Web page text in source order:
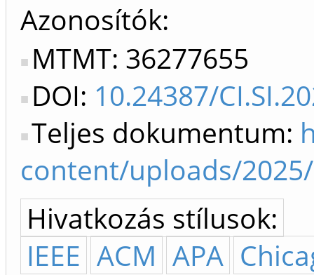
Azonosítók
MTMT: 36277655
DOI: 10.24387/
Teljes dokumentum:
content/uploads/2025/
Hivatkozás stílusok:
IEEE ACM APA